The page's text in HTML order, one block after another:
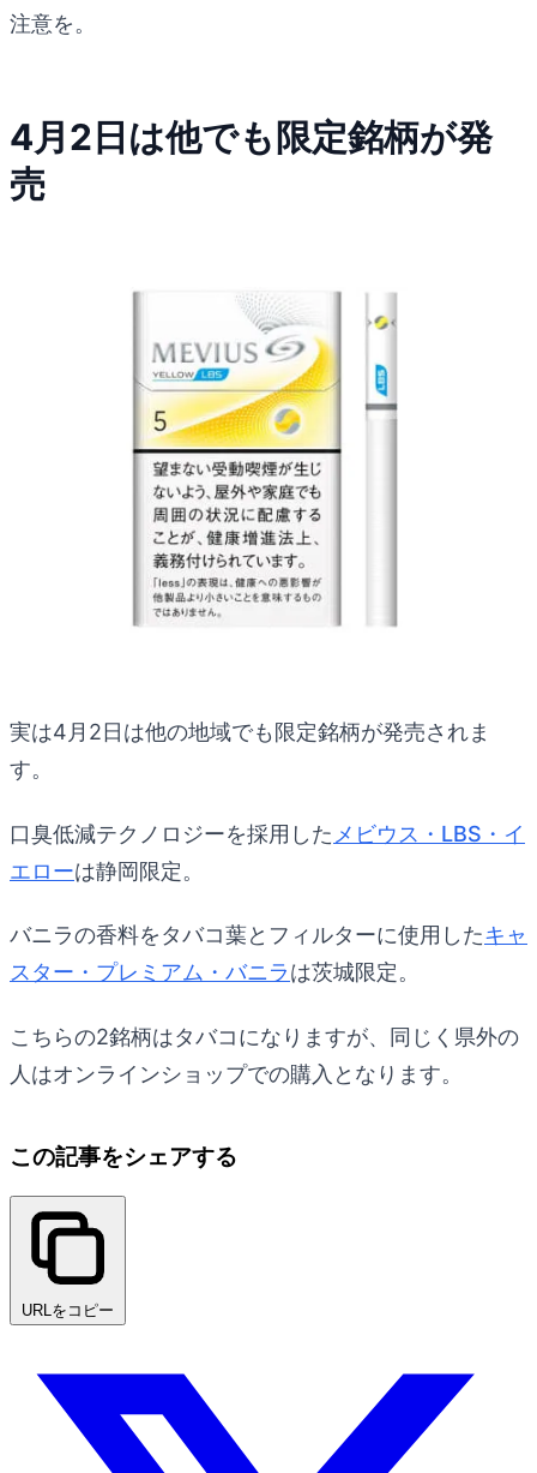
注意を。
4月2日は他でも限定銘柄が発
売
実は4月2日は他の地域でも限定銘柄が発売されま
す。
口臭低減テクノロジーを採用した メビウス・LBS・イ
エローは静岡限定。
バニラの香料をタバコ葉とフィルターに使用したキャ
スター・プレミアム・バニラは茨城限定。
こちらの2銘柄はタバコになりますが、同じく県外の
人はオンラインショップでの購入となります。
この記事をシェアする
URLをコピー